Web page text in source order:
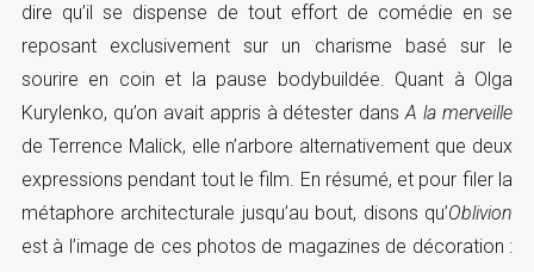
dire qu’il se dispense de tout effort de comédie en se
reposant exclusivement sur un charisme basé sur le
sourire en coin et la pause bodybuildée. Quant à Olga
Kurylenko, qu’on avait appris à détester dansA la merveille
de Terrence Malick, elle n’arbore alternativement que deux
expressions pendant tout le film. En résumé, et pour filer la
métaphore architecturale jusqu’au bout, disons qu’Oblivion
est à l’image de ces photos de magazines de décoration :